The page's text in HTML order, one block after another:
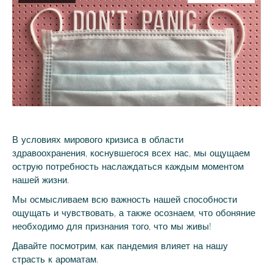
В условиях мирового кризиса в области
здравоохранения, коснувшегося всех нас, мы ощущаем
острую потребность наслаждаться каждым моментом
нашей жизни.
Мы осмысливаем всю важность нашей способности
ощущать и чувствовать, а также осознаем, что обоняние
необходимо для признания того, что мы живы!
Давайте посмотрим, как пандемия влияет на нашу
страсть к ароматам.